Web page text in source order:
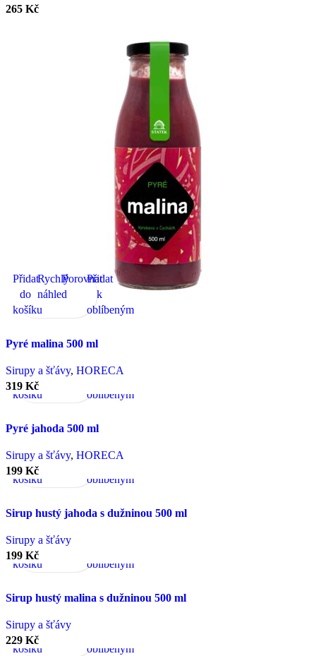
265 Kč
Přidat
do
košíku
Rychlý
náhled
Porovnat
Přidat
k
oblíbeným
Pyré malina 500 ml
Sirupy a šťávy, HORECA
319 Kč
do
košíku
Rychlý
náhled
oblíbeným
Pyré jahoda 500 ml
Sirupy a šťávy, HORECA
199 Kč
do
košíku
Rychlý
náhled
oblíbeným
Sirup hustý jahoda s dužninou 500 ml
Sirupy a šťávy
199 Kč
do
košíku
Rychlý
náhled
oblíbeným
Sirup hustý malina s dužninou 500 ml
Sirupy a šťávy
229 Kč
do
košíku
Rychlý
náhled
oblíbeným